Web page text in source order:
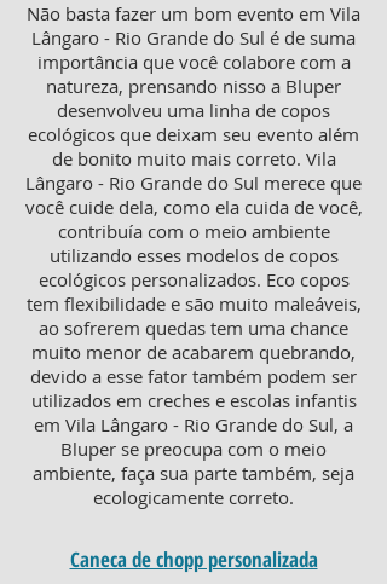
Não basta fazer um bom evento em Vila
Lângaro - Rio Grande do Sul é de suma
importância que você colabore com a
natureza, prensando nisso a Bluper
desenvolveu uma linha de copos
ecológicos que deixam seu evento além
de bonito muito mais correto. Vila
Lângaro - Rio Grande do Sul merece que
você cuide dela, como ela cuida de você,
contribuía com o meio ambiente
utilizando esses modelos de copos
ecológicos personalizados. Eco copos
tem flexibilidade e são muito maleáveis,
ao sofrerem quedas tem uma chance
muito menor de acabarem quebrando,
devido a esse fator também podem ser
utilizados em creches e escolas infantis
em Vila Lângaro - Rio Grande do Sul, a
Bluper se preocupa com o meio
ambiente, faça sua parte também, seja
ecologicamente correto.
Caneca de chopp personalizada